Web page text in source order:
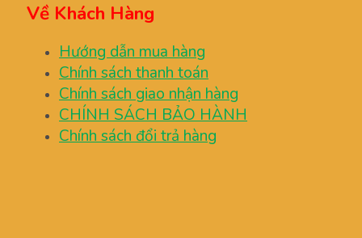
Về Khách Hàng
Hướng dẫn mua hàng
Chính sách thanh toán
Chính sách giao nhận hàng
CHÍNH SÁCH BẢO HÀNH
Chính sách đổi trả hàng